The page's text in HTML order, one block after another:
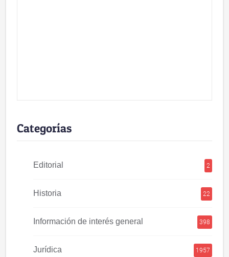
Categorías
Editorial 2
Historia 22
Información de interés general 398
Jurídica 1957